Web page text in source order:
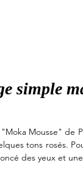
simple
Mousse" de
tons rosés.
des yeux et